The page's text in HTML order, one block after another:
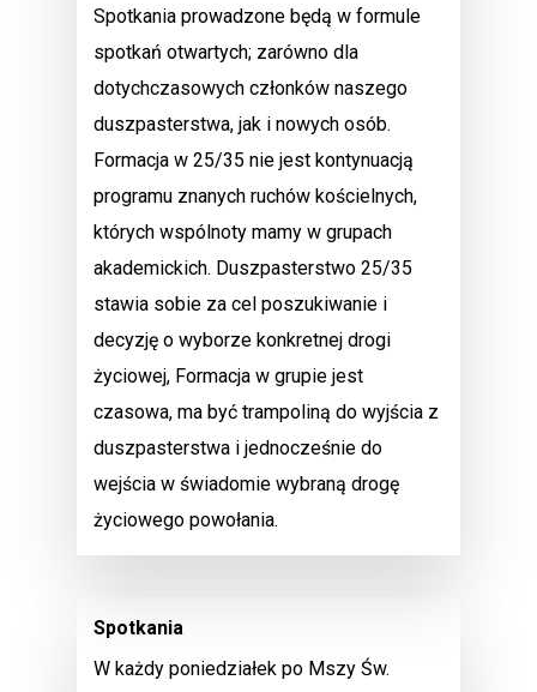
Spotkania prowadzone będą w formule
spotkań otwartych; zarówno dla
dotychczasowych członków naszego
duszpasterstwa, jak i nowych osób.
Formacja w 25/35 nie jest kontynuacją
programu znanych ruchów kościelnych,
których wspólnoty mamy w grupach
akademickich. Duszpasterstwo 25/35
stawia sobie za cel poszukiwanie i
decyzję o wyborze konkretnej drogi
życiowej, Formacja w grupie jest
czasowa, ma być trampoliną do wyjścia z
duszpasterstwa i jednocześnie do
wejścia w świadomie wybraną drogę
życiowego powołania.
Spotkania
W każdy poniedziałek po Mszy Św.